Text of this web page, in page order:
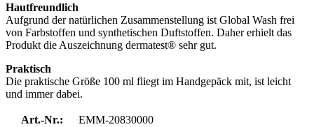
Hautfreundlich
Aufgrund der natürlichen Zusammenstellung ist Global Wash frei
von Farbstoffen und synthetischen Duftstoffen. Daher erhielt das
Produkt die Auszeichnung dermatest® sehr gut.
Praktisch
Die praktische Größe 100 ml fliegt im Handgepäck mit, ist leicht
und immer dabei.
Art.-Nr.:
EMM-20830000